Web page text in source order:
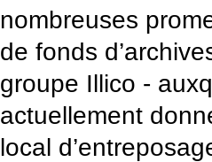
nombreuses
de fonds
groupe Illico -
actuellement
local